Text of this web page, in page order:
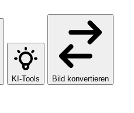
KI-Tools Bild konvertieren